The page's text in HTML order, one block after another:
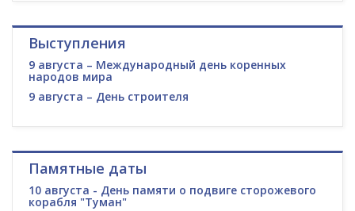
Выступления
9 августа – Международный день коренных
народов мира
9 августа – День строителя
Памятные даты
10 августа - День памяти о подвиге сторожевого
корабля "Туман"